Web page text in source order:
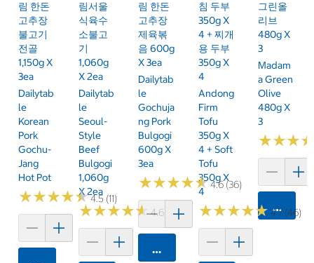
림 한돈
고추장
불고기
전골
1,150g X
3ea
Dailytab
Le
Korean
Pork
Gochu-
Jang
Hot Pot
★★★★★
★★★★★4.5 (11)
림서울
식육수
소불고
기
1,060g
X 2ea
Dailytab
Le
Seoul-
Style
Beef
Bulgogi
1,060g
X 2ea
★★★★★
★★★★★4.6 (31)
림 한돈
고추장
제육볶
음 600g
X 3ea
Dailytab
Le
Gochuja
Ng Pork
Bulgogi
600g X
3ea
★★★★★
★★★★★4.6 (36)
카트에 담기
침 두부
350g X
4 + 찌개
용 두부
350g X
4
Andong
Firm
Tofu
350g X
4 + Soft
Tofu
350g X
4
★★★★★
★★★★★ 4.7 (46)
그린올
리브
480g X
3
Madam
A Green
Olive
480g X
3
★★★
★★★
카트에